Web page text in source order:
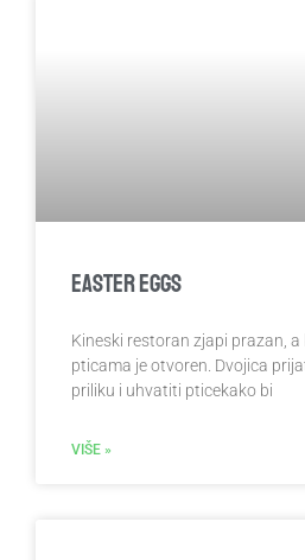
Easter Eggs
Kineski restoran zjapi prazan,
pticama je otvoren. Dvojica
priliku i uhvatiti pticekako bi
VIŠE »